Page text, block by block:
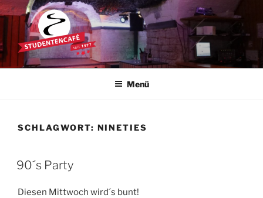
Zum
Inhalt
springen
STUDENTENCAFÉ
Die Kultkneipe in Ulm seit 1977
Menü
SCHLAGWORT: NINETIES
90´s Party
Diesen Mittwoch wird´s bunt!